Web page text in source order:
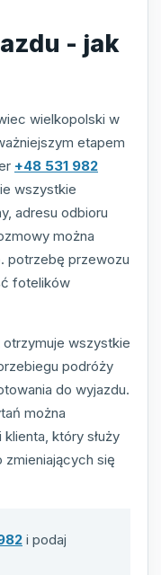
- jak
wielkopolski w
etapem
+48 531 982
wszystkie
adresu odbioru
można
potrzebę przewozu
fotelików
wszystkie
podróży
do wyjazdu.
można
który służy
się
i podaj